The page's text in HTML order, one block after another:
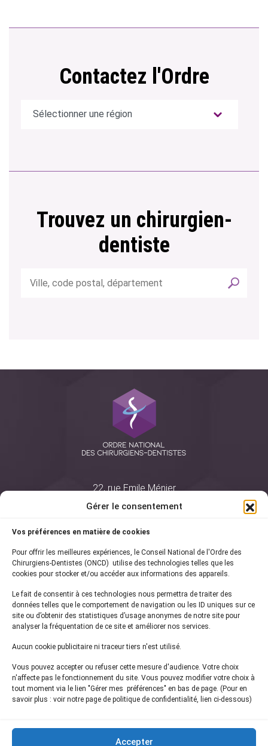
Gérer le consentement
Vos préférences en matière de cookies
Pour offrir les meilleures expériences, le Conseil National de l'Ordre des
Chirurgiens-Dentistes (ONCD) utilise des technologies telles que les
cookies pour stocker et/ou accéder aux informations des appareils.
Le fait de consentir à ces technologies nous permettra de traiter des
données telles que le comportement de navigation ou les ID uniques sur ce
site ou d’obtenir des statistiques d’usage anonymes de notre site pour
analyser la fréquentation de ce site et améliorer nos services.
Aucun cookie publicitaire ni traceur tiers n'est utilisé.
Vous pouvez accepter ou refuser cette mesure d'audience. Votre choix
n'affecte pas le fonctionnement du site. Vous pouvez modifier votre choix à
tout moment via le lien "Gérer mes préférences" en bas de page. (Pour en
savoir plus : voir notre page de politique de confidentialité, lien ci-dessous)
Accepter
Contactez l'Ordre
Trouvez un chirurgien-
dentiste
22, rue Emile Ménier
75761 Paris Cedex 16
01 44 34 78 80
courrier@oncd.org
Actualités
Presse
Informations légales
Plan du site
Inscrivez-vous à notrenewsletter